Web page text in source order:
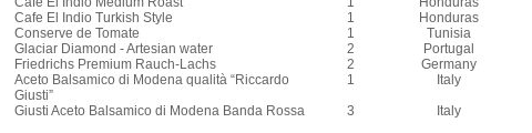
Cafe El Indio Turkish Style 1
Honduras
Conserve de Tomate 1
Tunisia
Glaciar Diamond - Artesian water 2
Portugal
Friedrichs Premium Rauch-Lachs 2
Germany
Aceto Balsamico di Modena qualità “Riccardo
Giusti”
1
Italy
Giusti Aceto Balsamico di Modena Banda Rossa 3
Italy